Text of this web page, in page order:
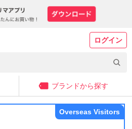
ログイン
ブランドから探す
Overseas Visitors